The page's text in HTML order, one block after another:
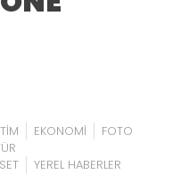
EKONOMİ
FOTO
YEREL HABERLER